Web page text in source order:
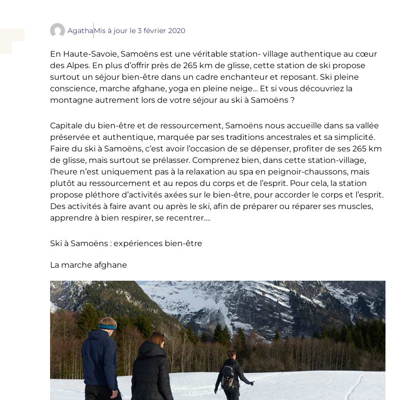
AgathaMis à jour le 3 février 2020
En Haute-Savoie, Samoëns est une véritable station- village authentique au cœur
des Alpes. En plus d’offrir près de 265 km de glisse, cette station de ski propose
surtout un séjour bien-être dans un cadre enchanteur et reposant. Ski pleine
conscience, marche afghane, yoga en pleine neige… Et si vous découvriez la
montagne autrement lors de votre séjour au ski à Samoëns ?
Capitale du bien-être et de ressourcement, Samoëns nous accueille dans sa vallée
préservée et authentique, marquée par ses traditions ancestrales et sa simplicité.
Faire du ski à Samoëns, c’est avoir l’occasion de se dépenser, profiter de ses 265 km
de glisse, mais surtout se prélasser. Comprenez bien, dans cette station-village,
l’heure n’est uniquement pas à la relaxation au spa en peignoir-chaussons, mais
plutôt au ressourcement et au repos du corps et de l’esprit. Pour cela, la station
propose pléthore d’activités axées sur le bien-être, pour accorder le corps et l’esprit.
Des activités à faire avant ou après le ski, afin de préparer ou réparer ses muscles,
apprendre à bien respirer, se recentrer….
Ski à Samoëns : expériences bien-être
La marche afghane